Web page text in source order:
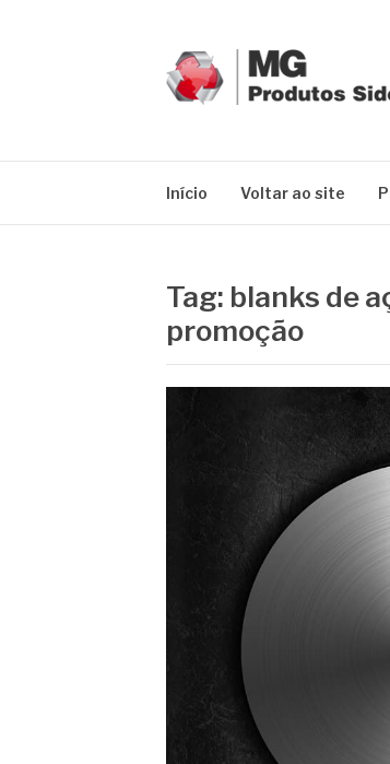
Início Voltar ao site
Tag: blanks de
promoção